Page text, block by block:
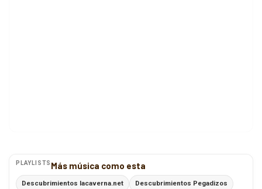
PLAYLISTS Más música como esta
Descubrimientos lacaverna.net Descubrimientos Pegadizos